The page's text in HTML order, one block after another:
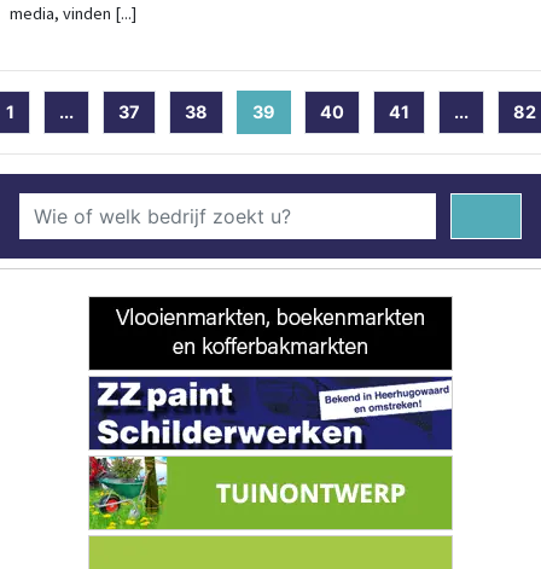
media, vinden [...]
1 ... 37 38 39 (current)
40 41 ... 82